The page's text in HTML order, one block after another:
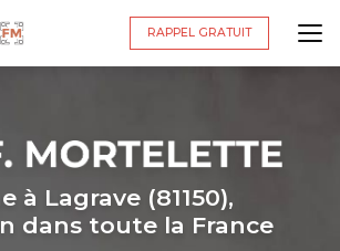
RAPPEL GRATUIT
à Lagrave (81150),
dans toute la France